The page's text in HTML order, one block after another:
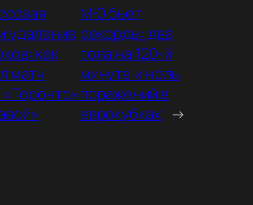
удаление
как
матч
МЮ бьет
рекорды: два
гола на 120-й
минуте и ноль
поражений в
еврокубках →